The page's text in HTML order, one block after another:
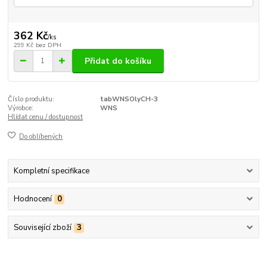
362 Kč/ks
299 Kč bez DPH
Přidat do košíku
Číslo produktu:
tabWNSOlyCH-3
Výrobce:
WNS
Hlídat cenu / dostupnost
Do oblíbených
Kompletní specifikace
Hodnocení 0
Související zboží 3